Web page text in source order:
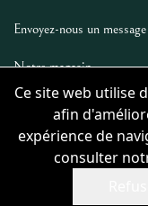
Ce site web utilise
afin
expérience de
consulter
Envoyez-nous un message
Notre magasin
LES AUTRES
Politique De